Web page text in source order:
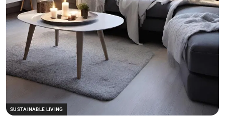
SUSTAINABLE LIVING